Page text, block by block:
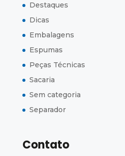
Destaques
Dicas
Embalagens
Espumas
Peças Técnicas
Sacaria
Sem categoria
Separador
Contato